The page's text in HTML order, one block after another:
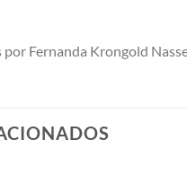
Fernanda Krongold